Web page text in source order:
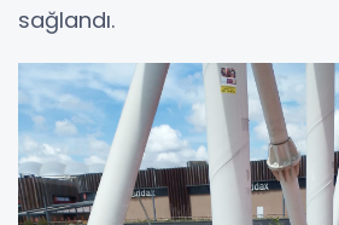
sağlandı.